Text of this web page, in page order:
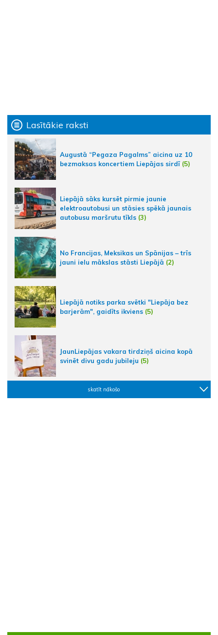
Lasītākie raksti
Augustā “Pegaza Pagalms” aicina uz 10
bezmaksas koncertiem Liepājas sirdī (5)
Liepājā sāks kursēt pirmie jaunie
elektroautobusi un stāsies spēkā jaunais
autobusu maršrutu tīkls (3)
No Francijas, Meksikas un Spānijas – trīs
jauni ielu mākslas stāsti Liepājā (2)
Liepājā notiks parka svētki "Liepāja bez
barjerām", gaidīts ikviens (5)
JaunLiepājas vakara tirdziņš aicina kopā
svinēt divu gadu jubileju (5)
skatīt nākošo